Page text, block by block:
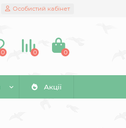
Особистий кабінет
0 0 0
Акції